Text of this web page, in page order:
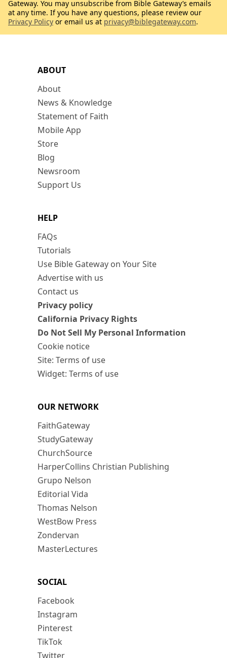
ABOUT
About
News & Knowledge
Statement of Faith
Mobile App
Store
Blog
Newsroom
Support Us
HELP
FAQs
Tutorials
Use Bible Gateway on Your Site
Advertise with us
Contact us
Privacy policy
California Privacy Rights
Do Not Sell My Personal Information
Cookie notice
Site: Terms of use
Widget: Terms of use
OUR NETWORK
FaithGateway
StudyGateway
ChurchSource
HarperCollins Christian Publishing
Grupo Nelson
Editorial Vida
Thomas Nelson
WestBow Press
Zondervan
MasterLectures
SOCIAL
Facebook
Instagram
Pinterest
TikTok
Twitter
Gateway. You may unsubscribe from Bible Gateway’s emails
at any time. If you have any questions, please review our
Privacy Policy or email us at privacy@biblegateway.com.